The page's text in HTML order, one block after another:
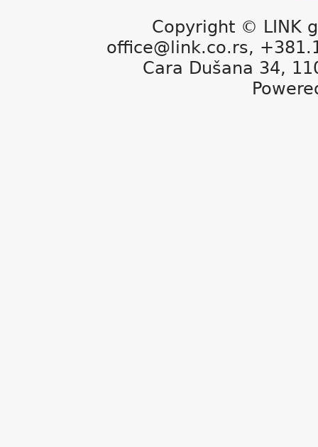
Copyright © LINK
office@link.co.rs,
Cara Dušana 34,